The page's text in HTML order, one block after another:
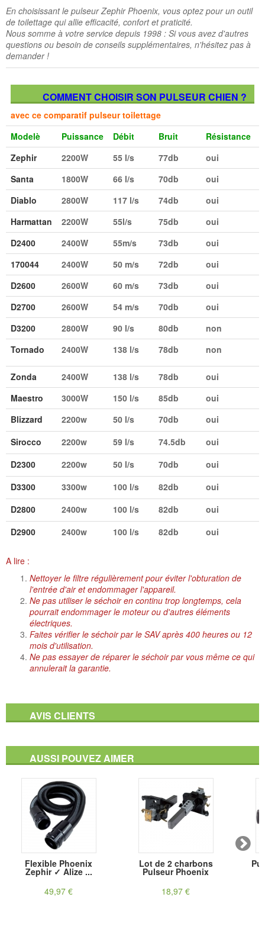
En choisissant le pulseur Zephir Phoenix, vous optez pour un outil
de toilettage qui allie efficacité, confort et praticité.
Nous somme à votre service depuis 1998 : Si vous avez d'autres
questions ou besoin de conseils supplémentaires, n'hésitez pas à
demander !
COMMENT CHOISIR SON PULSEUR CHIEN ?
avec ce comparatif pulseur toilettage
Modelè
Puissance Débit Bruit
Résistance
Zephir
2200W 55 l/s 77db
oui
Santa
1800W 66 l/s 70db
oui
Diablo
2800W 117 l/s 74db
oui
Harmattan
2200W 55l/s 75db
oui
D2400
2400W 55m/s 73db
oui
170044
2400W 50 m/s 72db
oui
D2600
2600W 60 m/s 73db
oui
D2700
2600W 54 m/s 70db
oui
D3200
2800W 90 l/s 80db
non
Tornado
2400W 138 l/s 78db non
Zonda 2400W 138 l/s 78db
oui
Maestro
3000W 150 l/s 85db
oui
Blizzard
2200w 50 l/s 70db
oui
Sirocco
2200w 59 l/s 74.5db
oui
D2300
2200w 50 l/s 70db
oui
D3300
3300w 100 l/s 82db
oui
D2800
2400w 100 l/s 82db
oui
D2900
2400w 100 l/s 82db oui
A lire :
Nettoyer le filtre régulièrement pour éviter l'obturation de
l'entrée d'air et endommager l'appareil.
Ne pas utiliser le séchoir en continu trop longtemps, cela
pourrait endommager le moteur ou d'autres éléments
électriques.
Faites vérifier le séchoir par le SAV après 400 heures ou 12
mois d'utilisation.
Ne pas essayer de réparer le séchoir par vous même ce qui
annulerait la garantie.
AVIS CLIENTS
AUSSI POUVEZ AIMER
Flexible Phoenix
Zephir ✓ Alize ...
49,97 €
Lot de 2 charbons
Pulseur Phoenix
18,97 €